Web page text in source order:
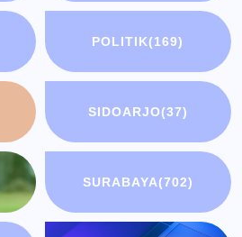
POLITIK(169)
SIDOARJO(37)
SURABAYA(702)